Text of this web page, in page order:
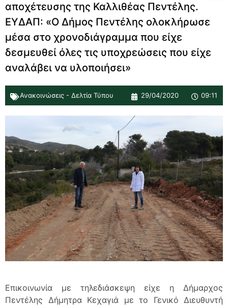
αποχέτευσης της Καλλιθέας Πεντέλης.
ΕΥΔΑΠ: «Ο Δήμος Πεντέλης ολοκλήρωσε
μέσα στο χρονοδιάγραμμα που είχε
δεσμευθεί όλες τις υποχρεώσεις που είχε
αναλάβει να υλοποιήσει»
Ανακοινώσεις - Δελτία Τύπου 29/04/2020 09:11
Επικοινωνία με τηλεδιάσκεψη είχε η Δήμαρχος
Πεντέλης Δήμητρα Κεχαγιά με το Γενικό Διευθυντή